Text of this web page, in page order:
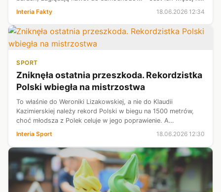
lokalnych sup...
Interia Fakty 18.06.2026 12:34
SPORT
Zniknęła ostatnia przeszkoda. Rekordzistka
Polski wbiegła na mistrzostwa
To właśnie do Weroniki Lizakowskiej, a nie do Klaudii
Kazimierskiej należy rekord Polski w biegu na 1500 metrów,
choć młodsza z Polek celuje w jego poprawienie. A
Birmingham liczyć się w walce naj...
Interia Sport 18.06.2026 12:30